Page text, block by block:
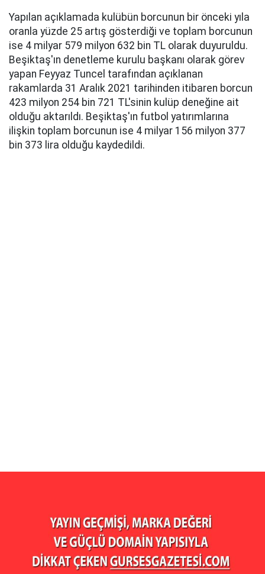
Yapılan açıklamada kulübün borcunun bir önceki yıla
oranla yüzde 25 artış gösterdiği ve toplam borcunun
ise 4 milyar 579 milyon 632 bin TL olarak duyuruldu.
Beşiktaş'ın denetleme kurulu başkanı olarak görev
yapan Feyyaz Tuncel tarafından açıklanan
rakamlarda 31 Aralık 2021 tarihinden itibaren borcun
423 milyon 254 bin 721 TL'sinin kulüp deneğine ait
olduğu aktarıldı. Beşiktaş'ın futbol yatırımlarına
ilişkin toplam borcunun ise 4 milyar 156 milyon 377
bin 373 lira olduğu kaydedildi.